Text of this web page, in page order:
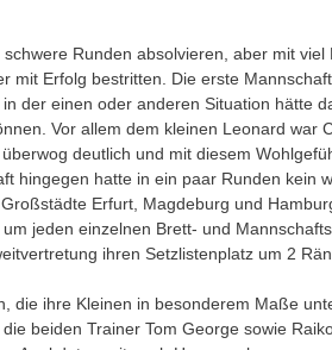
Runden absolvieren, aber mit viel
mit Erfolg bestritten. Die erste
der einen oder anderen Situation hätte
Vor allem dem kleinen Leonard war
deutlich und mit diesem
hingegen hatte in ein paar Runden kein
Erfurt, Magdeburg und
jeden einzelnen Brett- und
ihren Setzlistenplatz um 2
die ihre Kleinen in besonderem Maße
beiden Trainer Tom George sowie